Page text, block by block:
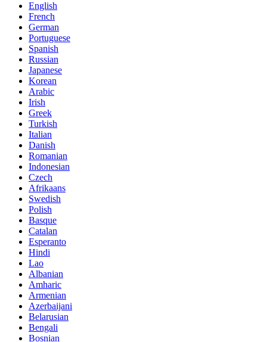
English
French
German
Portuguese
Spanish
Russian
Japanese
Korean
Arabic
Irish
Greek
Turkish
Italian
Danish
Romanian
Indonesian
Czech
Afrikaans
Swedish
Polish
Basque
Catalan
Esperanto
Hindi
Lao
Albanian
Amharic
Armenian
Azerbaijani
Belarusian
Bengali
Bosnian